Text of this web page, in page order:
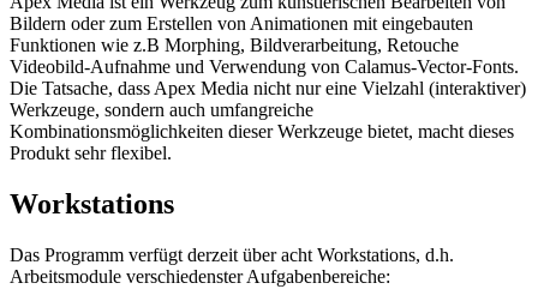
Bildern oder zum Erstellen von Animationen mit eingebauten
Funktionen wie z.B Morphing, Bildverarbeitung, Retouche
Videobild-Aufnahme und Verwendung von Calamus-Vector-Fonts.
Die Tatsache, dass Apex Media nicht nur eine Vielzahl (interaktiver)
Werkzeuge, sondern auch umfangreiche
Kombinationsmöglichkeiten dieser Werkzeuge bietet, macht dieses
Produkt sehr flexibel.
Workstations
Das Programm verfügt derzeit über acht Workstations, d.h.
Arbeitsmodule verschiedenster Aufgabenbereiche: